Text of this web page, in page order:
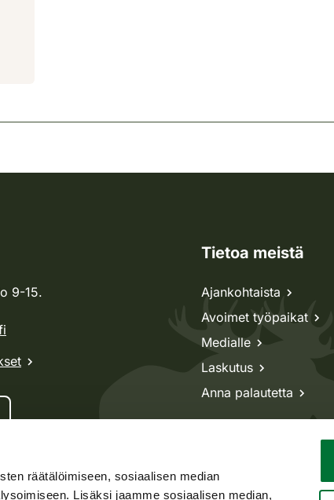
räätälöimiseen, sosiaalisen median
Lisäksi jaamme sosiaalisen median,
9-15.
Tietoa meistä
Ajankohtaista
Avoimet työpaikat
Medialle
Laskutus
Anna palautetta